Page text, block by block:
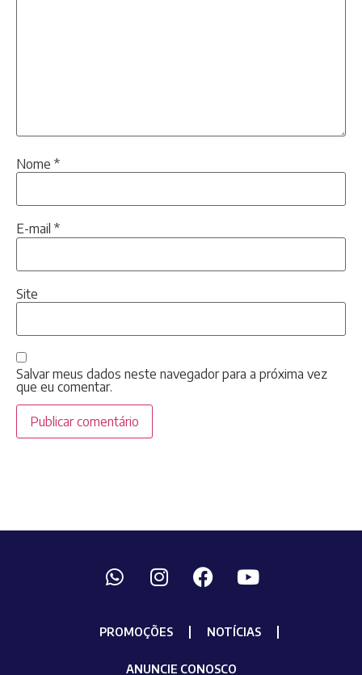
Nome *
E-mail *
Site
Salvar meus dados neste navegador para a próxima vez
que eu comentar.
PROMOÇÕES NOTÍCIAS
ANUNCIE CONOSCO